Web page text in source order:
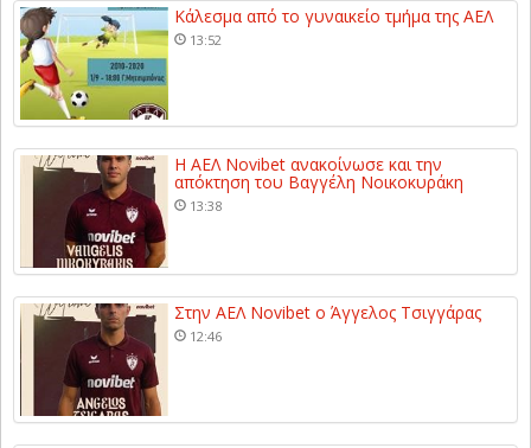
Κάλεσμα από το γυναικείο τμήμα της ΑΕΛ
13:52
Η ΑΕΛ Novibet ανακοίνωσε και την
απόκτηση του Βαγγέλη Νοικοκυράκη
13:38
Στην ΑΕΛ Novibet ο Άγγελος Τσιγγάρας
12:46